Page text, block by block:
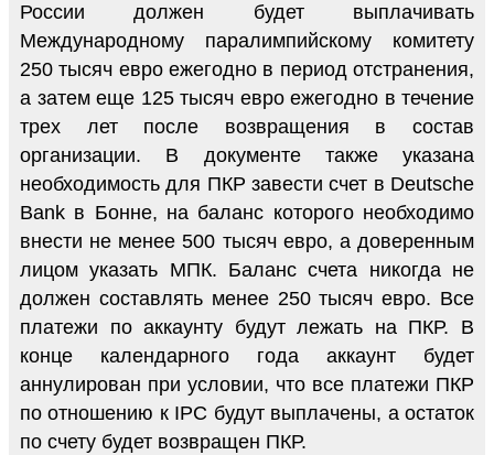
России должен будет выплачивать
Международному паралимпийскому комитету
250 тысяч евро ежегодно в период отстранения,
а затем еще 125 тысяч евро ежегодно в течение
трех лет после возвращения в состав
организации. В документе также указана
необходимость для ПКР завести счет в Deutsche
Bank в Бонне, на баланс которого необходимо
внести не менее 500 тысяч евро, а доверенным
лицом указать МПК. Баланс счета никогда не
должен составлять менее 250 тысяч евро. Все
платежи по аккаунту будут лежать на ПКР. В
конце календарного года аккаунт будет
аннулирован при условии, что все платежи ПКР
по отношению к IPC будут выплачены, а остаток
по счету будет возвращен ПКР.